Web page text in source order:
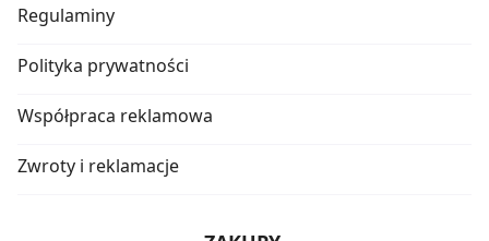
Regulaminy
Polityka prywatności
Współpraca reklamowa
Zwroty i reklamacje